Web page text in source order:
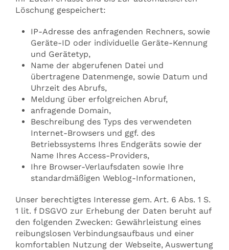
Löschung gespeichert:
IP-Adresse des anfragenden Rechners, sowie
Geräte-ID oder individuelle Geräte-Kennung
und Gerätetyp,
Name der abgerufenen Datei und
übertragene Datenmenge, sowie Datum und
Uhrzeit des Abrufs,
Meldung über erfolgreichen Abruf,
anfragende Domain,
Beschreibung des Typs des verwendeten
Internet-Browsers und ggf. des
Betriebssystems Ihres Endgeräts sowie der
Name Ihres Access-Providers,
Ihre Browser-Verlaufsdaten sowie Ihre
standardmäßigen Weblog-Informationen,
Unser berechtigtes Interesse gem. Art. 6 Abs. 1 S.
1 lit. f DSGVO zur Erhebung der Daten beruht auf
den folgenden Zwecken: Gewährleistung eines
reibungslosen Verbindungsaufbaus und einer
komfortablen Nutzung der Webseite, Auswertung